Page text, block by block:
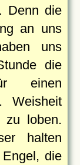
Denn die
an uns
uns
die
einen
Weisheit
loben.
halten
die